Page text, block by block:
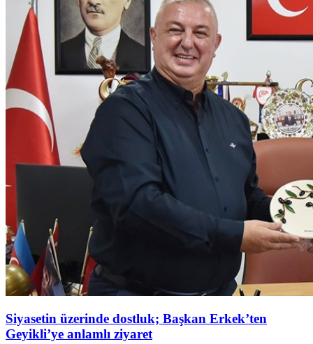
Siyasetin üzerinde dostluk; Başkan Erkek’ten
Geyikli’ye anlamlı ziyaret